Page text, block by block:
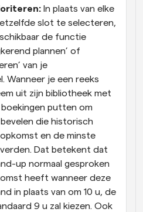
In plaats van elke
slot te selecteren,
de functie
plannen’ of
van je
Wanneer je een reeks
uit zijn bibliotheek met
putten om
die historisch
en de minste
Dat betekent dat
up normaal gesproken
heeft wanneer deze
in plaats van om 10 u, de
9 u zal kiezen. Ook